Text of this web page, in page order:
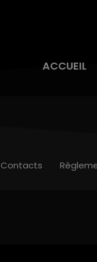
ACCUEIL
Contacts